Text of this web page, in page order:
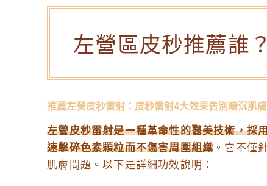
左營區皮秒推薦誰
推薦左營皮秒雷射：皮秒雷射4大效果告別暗沉肌膚
左營皮秒雷射是一種革命性的醫美技術，採
速擊碎色素顆粒而不傷害周圍組織 。它不僅
肌膚問題。以下是詳細功效說明：